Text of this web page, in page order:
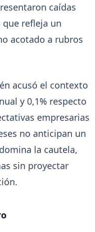
recordó a
un
y un mercado
y la energía.
caídas
refleja un
acotado a rubros
acusó el contexto
y 0,1% respecto
empresarias
no anticipan un
la cautela,
sin proyectar